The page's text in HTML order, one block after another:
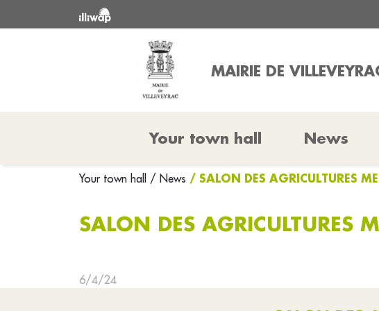
MAIRIE DE
Your town hall News
Your town hall / News / SALON DES AGRICULTURES
SALON DES AGRICULTURES
6/4/24